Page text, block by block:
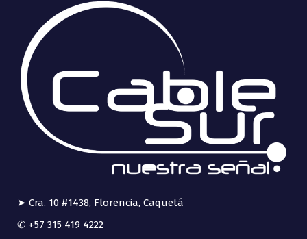
➤ Cra. 10 #1438, Florencia, Caquetá
✆ +57 315 419 4222